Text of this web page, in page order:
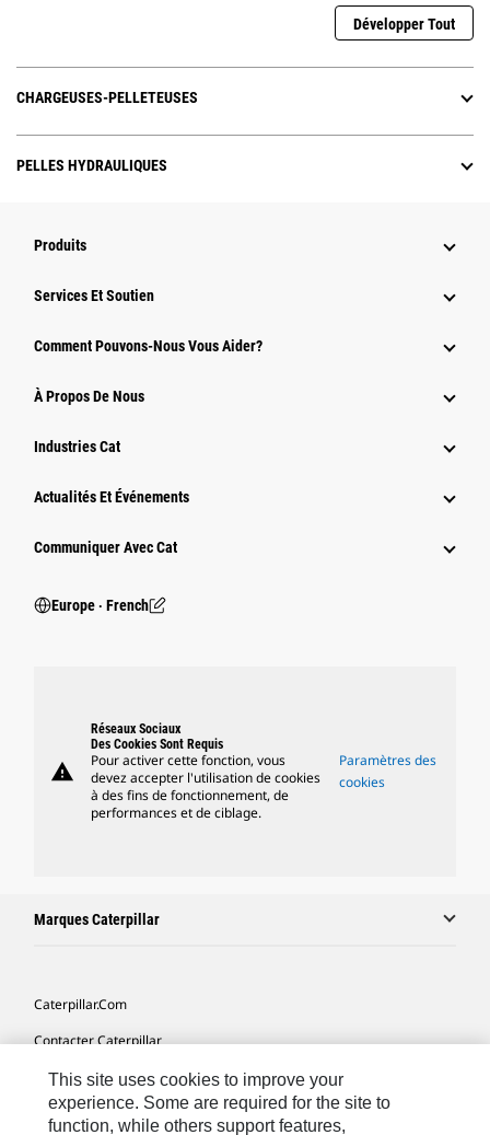
Développer Tout
CHARGEUSES-PELLETEUSES
PELLES HYDRAULIQUES
Produits
Services Et Soutien
Comment Pouvons-Nous Vous Aider?
À Propos De Nous
Industries Cat
Actualités Et Événements
Communiquer Avec Cat
Europe ‧ French
warning
Réseaux Sociaux
Des Cookies Sont Requis
Pour activer cette fonction, vous
devez accepter l'utilisation de cookies
à des fins de fonctionnement, de
performances et de ciblage.
Paramètres des
cookies
Marques Caterpillar
Caterpillar.com
Contacter Caterpillar
Mes Préférences Marketing
Plan Du Site
This site uses cookies to improve your
experience. Some are required for the site to
function, while others support features,